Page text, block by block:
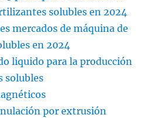
solubles en 2024
mercados de máquina de
en 2024
liquido para la producción
solubles
por extrusión